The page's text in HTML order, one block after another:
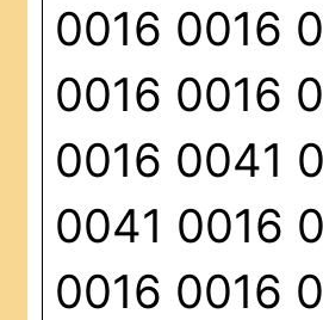
0016 0016
0016 0016
0016 0041
0041 0016
0016 0016